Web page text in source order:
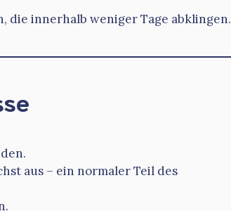
die innerhalb weniger Tage abklingen.
aus – ein normaler Teil des